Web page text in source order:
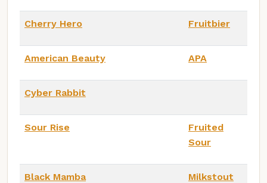
Cherry Hero Fruitbier
American Beauty APA
Cyber Rabbit
Sour Rise
Fruited
Sour
Black Mamba Milkstout